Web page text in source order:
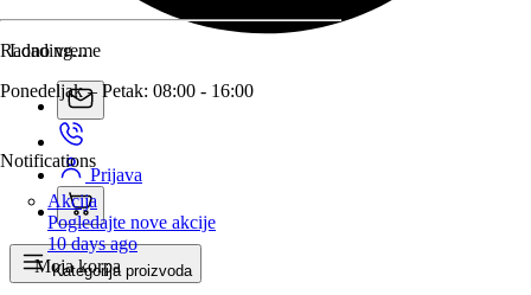
Radno vreme
Ponedeljak – Petak: 08:00 - 16:00
Loading...
Notifications
Akcija
Pogledajte nove akcije
10 days ago
Prijava
Moja korpa
Kategorija proizvoda